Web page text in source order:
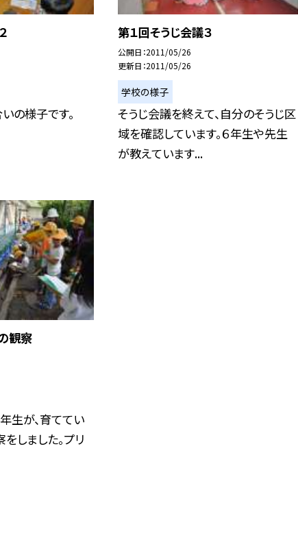
の様子です。
第１回そうじ会議３
公開日 2011/05/26
更新日 2011/05/26
学校の様子
そうじ会議を終えて、自分のそうじ区
域を確認しています。６年生や先生
が教えています...
観察
年生が、育ててい
しました。プリ